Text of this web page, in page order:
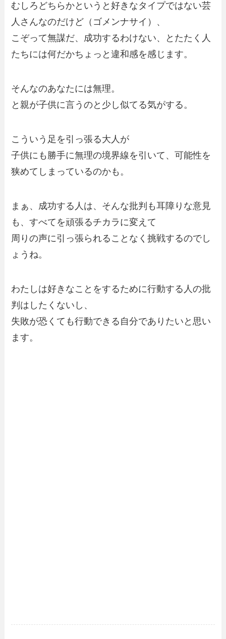
むしろどちらかというと好きなタイプではない芸
人さんなのだけど（ゴメンナサイ）、
こぞって無謀だ、成功するわけない、とたたく人
たちには何だかちょっと違和感を感じます。
そんなのあなたには無理。
と親が子供に言うのと少し似てる気がする。
こういう足を引っ張る大人が
子供にも勝手に無理の境界線を引いて、可能性を
狭めてしまっているのかも。
まぁ、成功する人は、そんな批判も耳障りな意見
も、すべてを頑張るチカラに変えて
周りの声に引っ張られることなく挑戦するのでし
ょうね。
わたしは好きなことをするために行動する人の批
判はしたくないし、
失敗が恐くても行動できる自分でありたいと思い
ます。